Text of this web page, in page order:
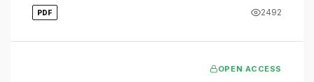
PDF 2492
OPEN ACCESS